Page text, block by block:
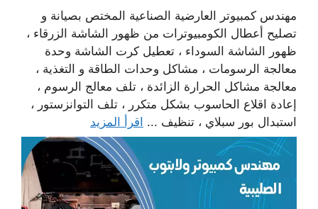
مهندس كمبيوتر العارضية الصناعية المختص بصيانة و
تصليح أعطال الكومبيوترات من ظهور الشاشة الزرقاء ،
ظهور الشاشة السوداء ، تعطيل كرت الشاشة وحدة
معالجة الرسومات ، مشاكل وحدات الطاقة و التغذية ،
معالجة مشاكل الحرارة الزائدة ، تلف معالج الرسوم ،
إعادة اقلاع الحاسوب بشكل متكرر ، تلف التوانزستور ،
استبدال بور سبلاي ، تنظيف ... اقرأ المزيد